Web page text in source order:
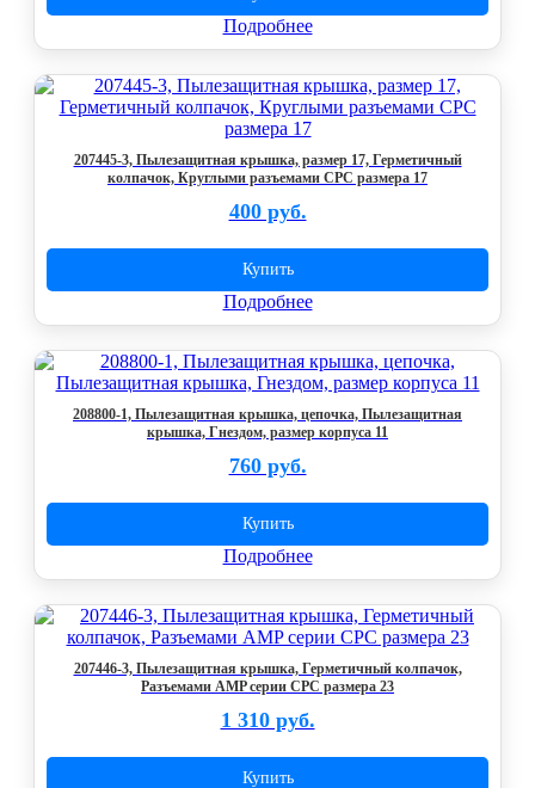
Подробнее
207445-3, Пылезащитная крышка, размер 17, Герметичный
колпачок, Круглыми разъемами CPC размера 17
400 руб.
Купить
Подробнее
208800-1, Пылезащитная крышка, цепочка, Пылезащитная
крышка, Гнездом, размер корпуса 11
760 руб.
Купить
Подробнее
207446-3, Пылезащитная крышка, Герметичный колпачок,
Разъемами AMP серии CPC размера 23
1 310 руб.
Купить